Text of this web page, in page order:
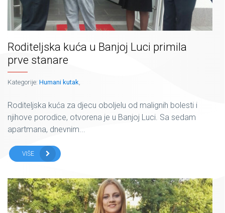
Roditeljska kuća u Banjoj Luci primila
prve stanare
Kategorije: Humani kutak,
Roditeljska kuća za djecu oboljelu od malignih bolesti i
njihove porodice, otvorena je u Banjoj Luci. Sa sedam
apartmana, dnevnim...
VIŠE